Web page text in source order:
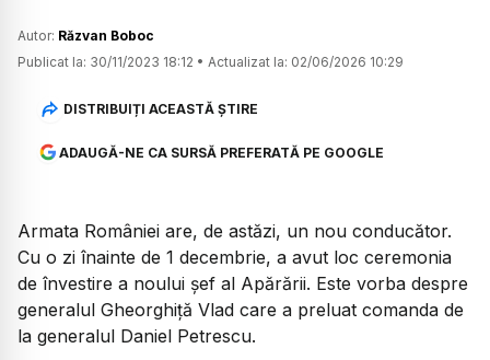
Autor: Răzvan Boboc
Publicat la: 30/11/2023 18:12 • Actualizat la: 02/06/2026 10:29
DISTRIBUIȚI ACEASTĂ ȘTIRE
ADAUGĂ-NE CA SURSĂ PREFERATĂ PE GOOGLE
Armata României are, de astăzi, un nou conducător.
Cu o zi înainte de 1 decembrie, a avut loc ceremonia
de învestire a noului șef al Apărării. Este vorba despre
generalul Gheorghiță Vlad care a preluat comanda de
la generalul Daniel Petrescu.